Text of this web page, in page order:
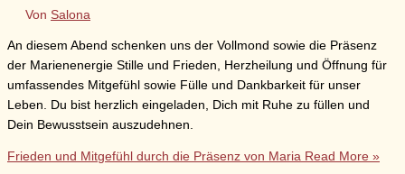
Von Salona
An diesem Abend schenken uns der Vollmond sowie die Präsenz
der Marienenergie Stille und Frieden, Herzheilung und Öffnung für
umfassendes Mitgefühl sowie Fülle und Dankbarkeit für unser
Leben. Du bist herzlich eingeladen, Dich mit Ruhe zu füllen und
Dein Bewusstsein auszudehnen.
Frieden und Mitgefühl durch die Präsenz von Maria Read More »